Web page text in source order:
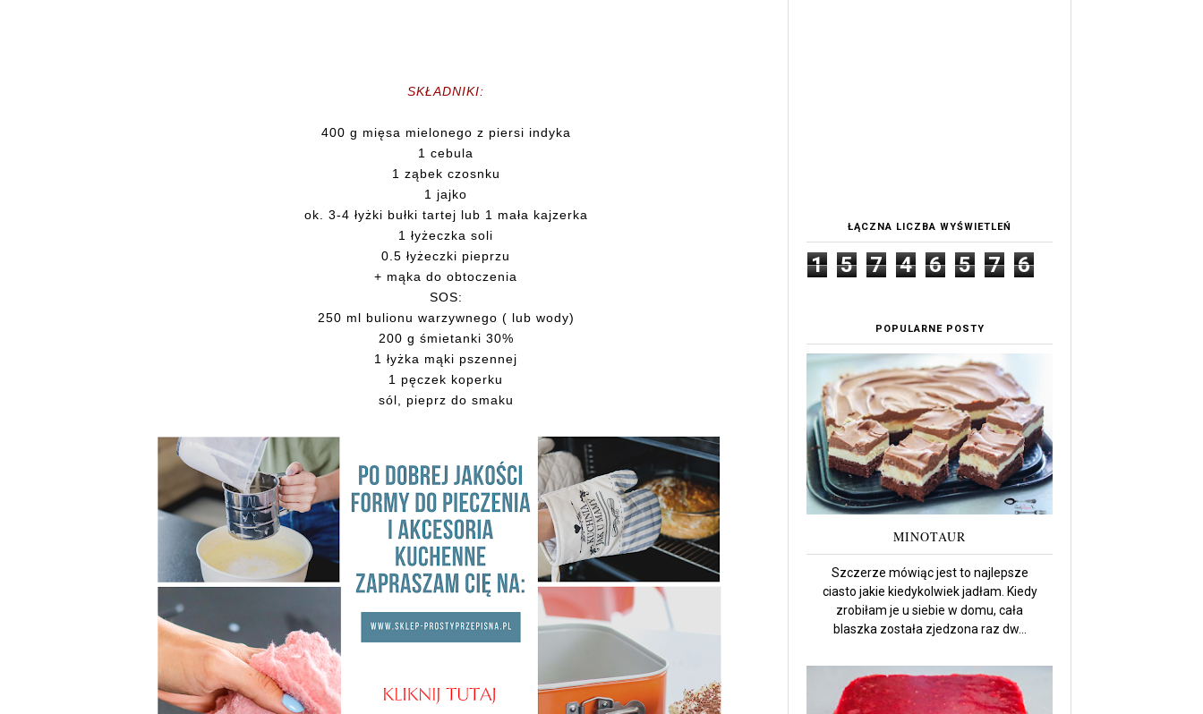
SKŁADNIKI:
400 g mięsa mielonego z piersi indyka
1 cebula
1 ząbek czosnku
1 jajko
ok. 3-4 łyżki bułki tartej lub 1 mała kajzerka
1 łyżeczka soli
0.5 łyżeczki pieprzu
+ mąka do obtoczenia
SOS:
250 ml bulionu warzywnego ( lub wody)
200 g śmietanki 30%
1 łyżka mąki pszennej
1 pęczek koperku
sól, pieprz do smaku
ŁĄCZNA LICZBA WYŚWIETLEŃ
1 5 7 4 6 5 7 6
POPULARNE POSTY
MINOTAUR
Szczerze mówiąc jest to najlepsze
ciasto jakie kiedykolwiek jadłam. Kiedy
zrobiłam je u siebie w domu, cała
blaszka została zjedzona raz dw...